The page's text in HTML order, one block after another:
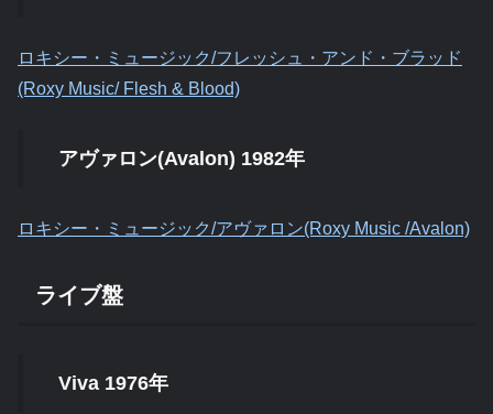
ロキシー・ミュージック/フレッシュ・アンド・ブラッド
(Roxy Music/ Flesh & Blood)
アヴァロン(Avalon) 1982年
ロキシー・ミュージック/アヴァロン(Roxy Music /Avalon)
ライブ盤
Viva 1976年